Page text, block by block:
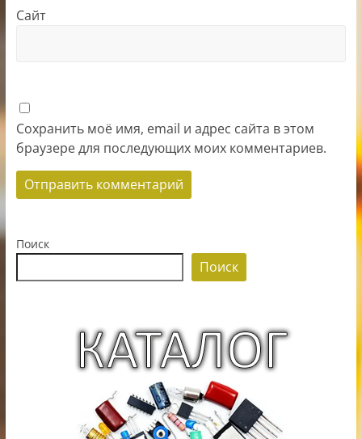
Сайт
Сохранить моё имя, email и адрес сайта в этом
браузере для последующих моих комментариев.
Поиск
Поиск